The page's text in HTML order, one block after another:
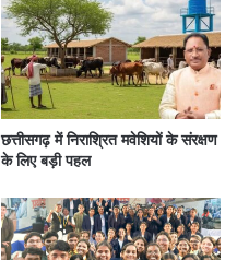
छत्तीसगढ़ में निराश्रित मवेशियों के संरक्षण
के लिए बड़ी पहल